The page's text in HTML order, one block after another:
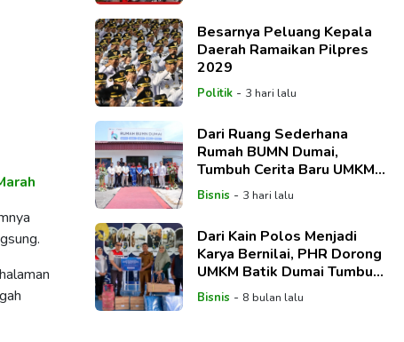
Besarnya Peluang Kepala
Daerah Ramaikan Pilpres
2029
Politik- 3 hari lalu
Dari Ruang Sederhana
Rumah BUMN Dumai,
Tumbuh Cerita Baru UMKM
Menuju Kemandirian
Bisnis - 3 hari lalu
Dari Kain Polos Menjadi
Karya Bernilai, PHR Dorong
UMKM Batik Dumai Tumbuh
Lebih Mandiri
Bisnis - 8 bulan lalu